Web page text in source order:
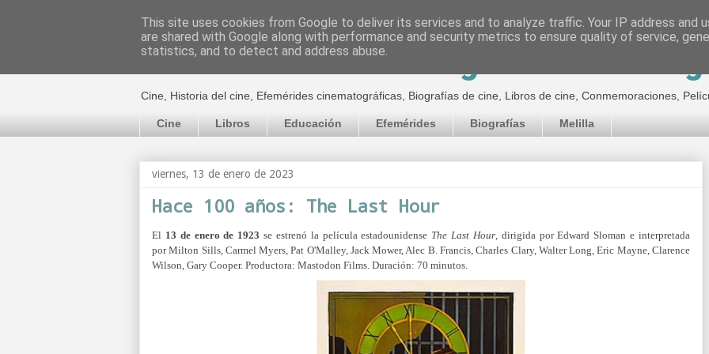
El cultural cinematográfico de Jorge
Cine, Historia del cine, Efemérides cinematográficas, Biografías de cine, Libros de cine, Conmemoraciones,
Cine Libros Educación Efemérides Biografías Melilla
viernes, 13 de enero de 2023
Hace 100 años: The Last Hour
El 13 de enero de 1923se estrenó la película estadounidense The Last Hour, dirigida por Edward Sloman e interpretada
por Milton Sills, Carmel Myers, Pat O'Malley, Jack Mower, Alec B. Francis, Charles Clary, Walter Long, Eric Mayne, Clarence
Wilson, Gary Cooper. Productora: Mastodon Films. Duración: 70 minutos.
This site uses cookies from Google to deliver its services and to analyze traffic. Your IP address and
are shared with Google along with performance and security metrics to ensure quality of service,
statistics, and to detect and address abuse.